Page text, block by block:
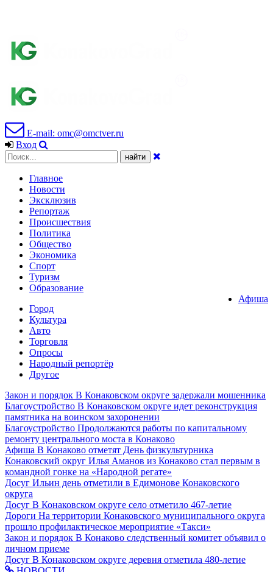
E-mail: omc@omctver.ru
Вход
Главное
Новости
Эксклюзив
Репортаж
Происшествия
Политика
Общество
Экономика
Спорт
Туризм
Образование
Афиша
Город
Культура
Авто
Торговля
Опросы
Народный репортёр
Другое
Закон и порядок В Конаковском округе задержали мошенника
Благоустройство В Конаковском округе идет реконструкция
памятника на воинском захоронении
Благоустройство Продолжаются работы по капитальному
ремонту центрального моста в Конаково
Афиша В Конаково отметят День физкультурника
Конаковский округ Илья Аманов из Конаково стал первым в
командной гонке на «Народной регате»
Досуг Ильин день отметили в Едимонове Конаковского
округа
Досуг В Конаковском округе село отметило 467-летие
Дороги На территории Конаковского муниципального округа
прошло профилактическое мероприятие «Такси»
Закон и порядок В Конаково следственный комитет объявил о
личном приеме
Досуг В Конаковском округе деревня отметила 480-летие